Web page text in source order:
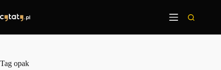
treści
Tag opak